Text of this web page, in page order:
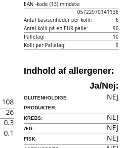
EAN -kode (13) mindste:
05722970141136
Antal basisenheder per kolli:
6
Antal kolli på en EUR-palle:
90
Pallelag:
10
Kolli per Pallelag:
9
108
26
0.3
0.1
Indhold af allergener:
Ja/Nej:
GLUTENHOLDIGE
PRODUKTER:
NEJ
KREBS: NEJ
ÆG: NEJ
FISK: NEJ